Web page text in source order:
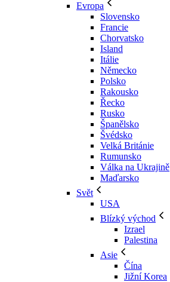
Evropa
Slovensko
Francie
Chorvatsko
Island
Itálie
Německo
Polsko
Rakousko
Řecko
Rusko
Španělsko
Švédsko
Velká Británie
Rumunsko
Válka na Ukrajině
Maďarsko
Svět
USA
Blízký východ
Izrael
Palestina
Asie
Čína
Jižní Korea